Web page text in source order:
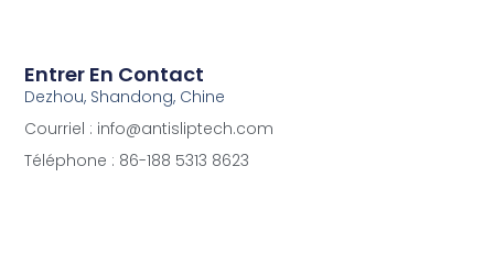
Entrer En Contact
Dezhou, Shandong, Chine
Courriel : info@antisliptech.com
Téléphone : 86-188 5313 8623